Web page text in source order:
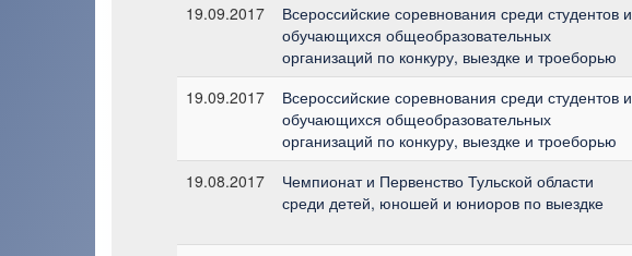
19.09.2017
Всероссийские соревнования среди студентов и
обучающихся общеобразовательных
организаций по конкуру, выездке и троеборью
19.09.2017
Всероссийские соревнования среди студентов и
обучающихся общеобразовательных
организаций по конкуру, выездке и троеборью
19.08.2017
Чемпионат и Первенство Тульской области
среди детей, юношей и юниоров по выездке